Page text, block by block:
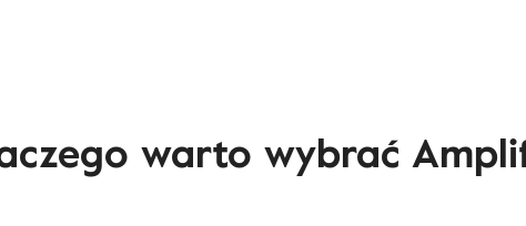
warto wybrać